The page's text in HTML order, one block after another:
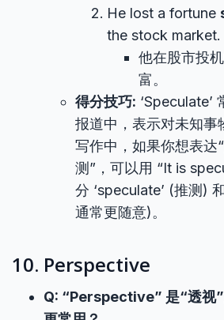
He lost a fortune
the stock market.
他在股市投
富。
得分技巧: ‘Speculate’
报道中，表示对未知事
写作中，如果你想表达
测”，可以用 “It is
分 ‘speculate’ (推测)
通常更随意)。
10. Perspective
Q: “Perspective” 是“透视